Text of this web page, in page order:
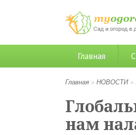
Главная
Главная » НОВОСТИ»
нам